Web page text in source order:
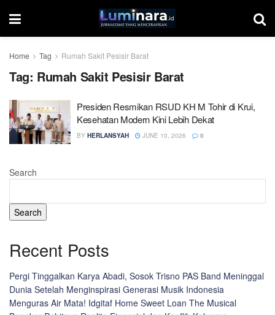
Home Tag Rumah Sakit Pesisir Barat
Tag: Rumah Sakit Pesisir Barat
Presiden Resmikan RSUD KH M Tohir di Krui,
Kesehatan Modern Kini Lebih Dekat
BY HERLANSYAH JUNE 10, 2026 0
Search
Search
Recent Posts
Pergi Tinggalkan Karya Abadi, Sosok Trisno PAS Band Meninggal
Dunia Setelah Menginspirasi Generasi Musik Indonesia
Menguras Air Mata! Idgitaf Home Sweet Loan The Musical